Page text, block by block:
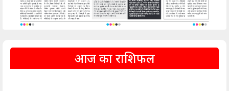
आज का राशिफल